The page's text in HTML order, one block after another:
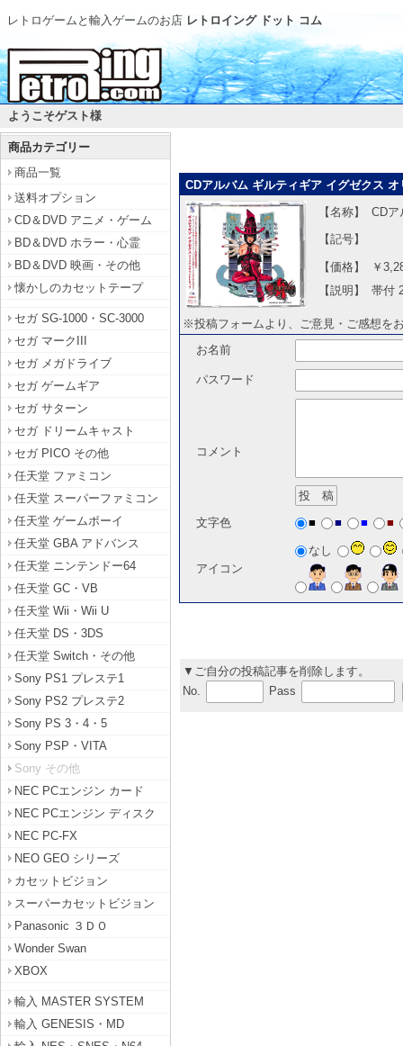
レトロゲームと輸入ゲームのお店 レトロイング ドット コム
ようこそゲスト様
商品カテゴリー
商品一覧
送料オプション
CD＆DVD アニメ・ゲーム
BD＆DVD ホラー・心霊
BD＆DVD 映画・その他
懐かしのカセットテープ
セガ SG-1000・SC-3000
セガ マークIII
セガ メガドライブ
セガ ゲームギア
セガ サターン
セガ ドリームキャスト
セガ PICO その他
任天堂 ファミコン
任天堂 スーパーファミコン
任天堂 ゲームボーイ
任天堂 GBA アドバンス
任天堂 ニンテンドー64
任天堂 GC・VB
任天堂 Wii・Wii U
任天堂 DS・3DS
任天堂 Switch・その他
Sony PS1 プレステ1
Sony PS2 プレステ2
Sony PS 3・4・5
Sony PSP・VITA
Sony その他
NEC PCエンジン カード
NEC PCエンジン ディスク
NEC PC-FX
NEO GEO シリーズ
カセットビジョン
スーパーカセットビジョン
Panasonic ３ＤＯ
Wonder Swan
XBOX
輸入 MASTER SYSTEM
輸入 GENESIS・MD
CDアルバム ギルティギア イグゼクス
【名称】
CDア
【記号】
【価格】
￥
【説明】
帯付
※投稿フォームより、ご意見・ご感想を
お名前
パスワード
コメント
文字色 ■ ■ ■ ■
アイコン
なし
▼ご自分の投稿記事を削除します。
No.
Pass